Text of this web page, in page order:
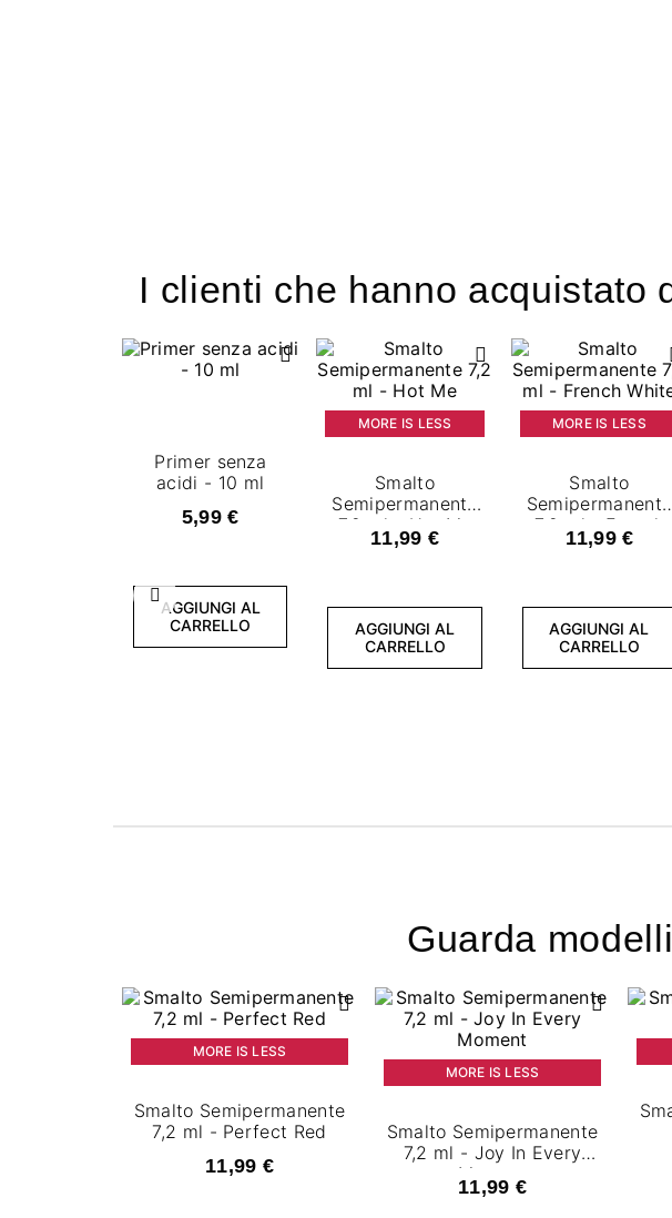
I clienti che hanno acquistato
Precedente
Primer senza
acidi - 10 ml
5,99 €
AGGIUNGI AL
CARRELLO
MORE IS LESS
Smalto
Semipermanente
7,2 ml - Hot Me
11,99 €
AGGIUNGI AL
CARRELLO
MORE IS LESS
Smalto
Semipermanente
7,2 ml - French
White
11,99 €
AGGIUNGI AL
CARRELLO
Guarda
MORE IS LESS
Smalto Semipermanente
7,2 ml - Perfect Red
11,99 €
MORE IS LESS
Smalto Semipermanente
7,2 ml - Joy In Every
Moment
11,99 €